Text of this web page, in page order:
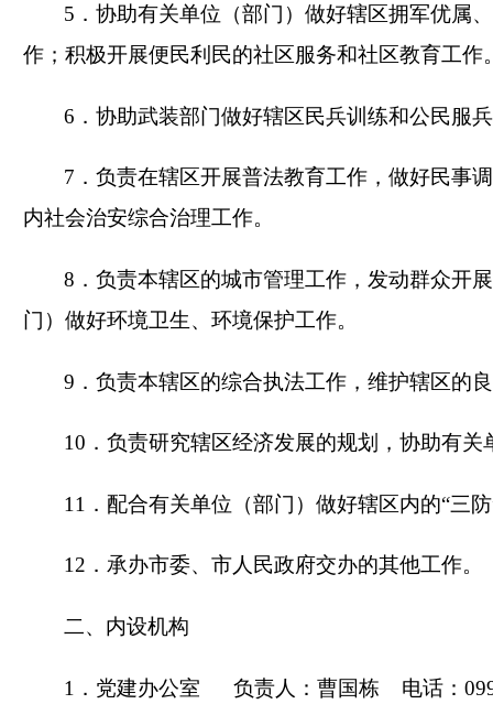
5．协助有关单位（部门）做好辖区拥军优属
作；积极开展便民利民的社区服务和社区教育工作
6．协助武装部门做好辖区民兵训练和公民服
7．负责在辖区开展普法教育工作，做好民事
内社会治安综合治理工作。
8．负责本辖区的城市管理工作，发动群众开
门）做好环境卫生、环境保护工作。
9．负责本辖区的综合执法工作，维护辖区的
10．负责研究辖区经济发展的规划，协助有
11．配合有关单位（部门）做好辖区内的“三
12．承办市委、市人民政府交办的其他工作。
二、内设机构
1．党建办公室 负责人：曹国栋 电话：